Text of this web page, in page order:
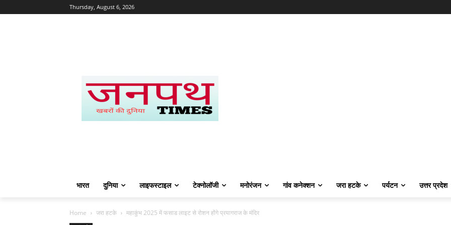
Thursday, August 6, 2026
भारत दुनिया लाइफस्टाइल टेक्नोलॉजी मनोरंजन गांव कनेक्शन जरा हटके पर्यटन उत्तर प्रदेश
Home जरा हटके महाकुंभ 2025 में फसाड लाइट से रोशन होंगे प्रयागराज के मंदिर